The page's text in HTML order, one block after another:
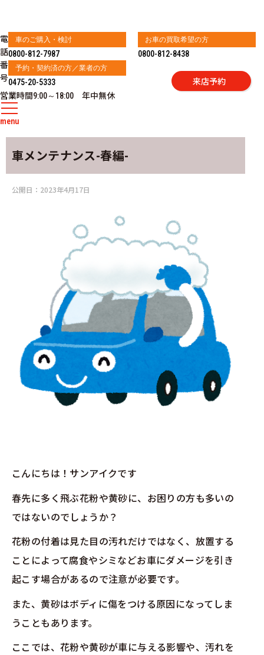
電
話
番
号
車のご購入・検討
0800-812-7987
お車の買取希望の方
0800-812-8438
予約・契約済の方／業者の方
0475-20-5333
営業時間9:00～18:00 年中無休
来店予約
menu
車メンテナンス-春編-
公開日： 2023年4月17日
こんにちは！サンアイクです
春先に多く飛ぶ花粉や黄砂に、お困りの方も多いの
ではないのでしょうか？
花粉の付着は見た目の汚れだけではなく、放置する
ことによって腐食やシミなどお車にダメージを引き
起こす場合があるので注意が必要です。
また、黄砂はボディに傷をつける原因になってしま
うこともあります。
ここでは、花粉や黄砂が車に与える影響や、汚れを